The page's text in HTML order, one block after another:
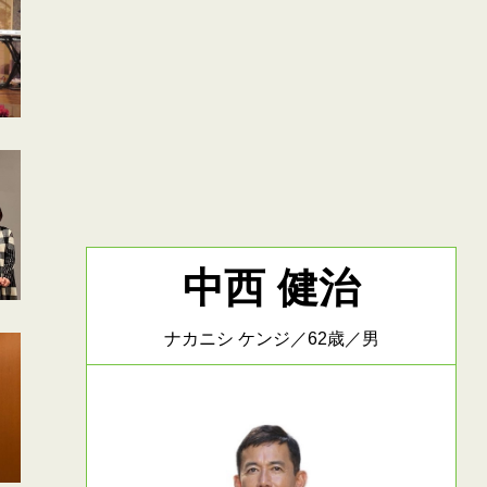
中西 健治
ナカニシ ケンジ／62歳／男